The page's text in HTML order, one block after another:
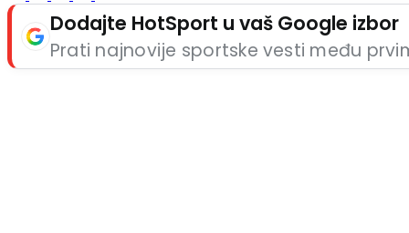
Dodajte HotSport u vaš Google izbor
Prati najnovije sportske vesti među